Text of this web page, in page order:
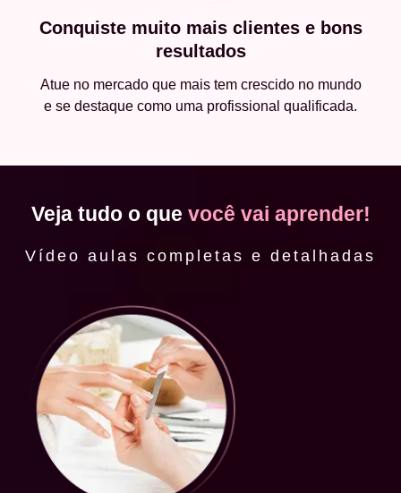
Conquiste muito mais clientes e bons
resultados
Atue no mercado que mais tem crescido no mundo
e se destaque como uma profissional qualificada.
Veja tudo o que você vai aprender!
Vídeo aulas completas e detalhadas